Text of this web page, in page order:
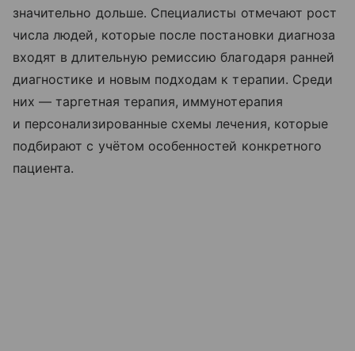
значительно дольше. Специалисты отмечают рост
числа людей, которые после постановки диагноза
входят в длительную ремиссию благодаря ранней
диагностике и новым подходам к терапии. Среди
них — таргетная терапия, иммунотерапия
и персонализированные схемы лечения, которые
подбирают с учётом особенностей конкретного
пациента.